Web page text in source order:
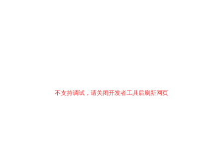
不支持调试，请关闭开发者工具后刷新网页